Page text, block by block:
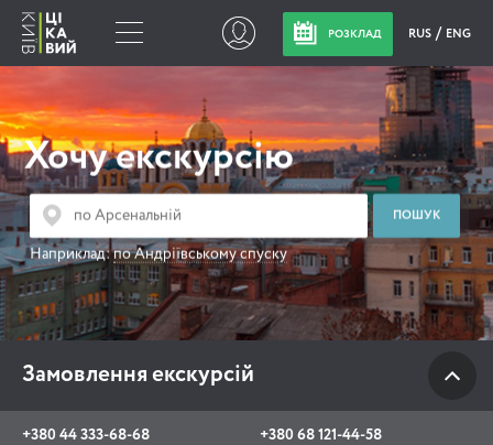
РОЗКЛАД RUS ENG
Хочу екскурсію
Наприклад:по Андріївському спуску
Замовлення екскурсій
+380 44 333-68-68
+380 68 121-44-58
Замовлення
екскурсій
+380 44 333-68-68
+380 68 121-44-58
tour@interesniy.kiev.ua
з 10.00 до 19:30 щоденно
Viber WhatsApp